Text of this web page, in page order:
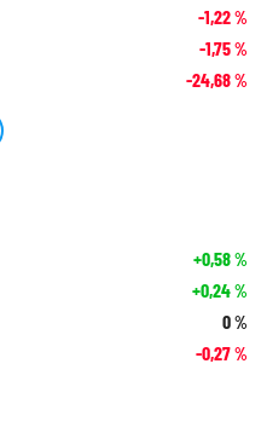
-1,22%
-1,75%
-24,68%
+0,58%
+0,24%
0%
-0,27%